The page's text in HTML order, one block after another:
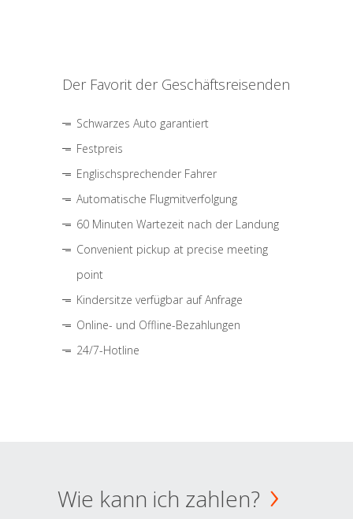
Der Favorit der Geschäftsreisenden
Schwarzes Auto garantiert
Festpreis
Englischsprechender Fahrer
Automatische Flugmitverfolgung
60 Minuten Wartezeit nach der Landung
Convenient pickup at precise meeting
point
Kindersitze verfügbar auf Anfrage
Online- und Offline-Bezahlungen
24/7-Hotline
Wie kann ich zahlen?